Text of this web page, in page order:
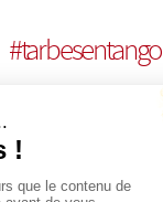
#tarbesentango